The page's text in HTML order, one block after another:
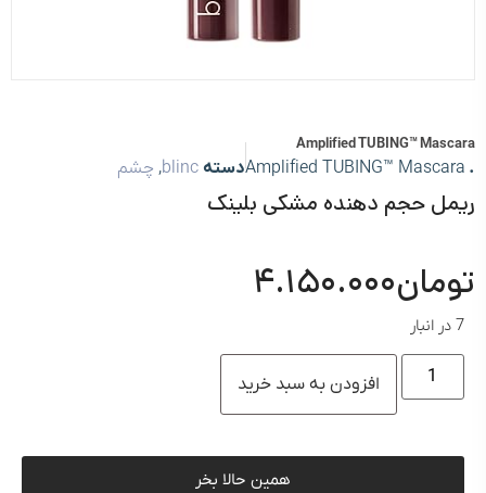
Amplified TUBING™ Mascara
.
Amplified TUBING™ Mascaraدسته blinc
, چشم
ریمل حجم دهنده مشکی بلینک
تومان۴.۱۵۰.۰۰۰
7 در انبار
افزودن به سبد خرید
همین حالا بخر